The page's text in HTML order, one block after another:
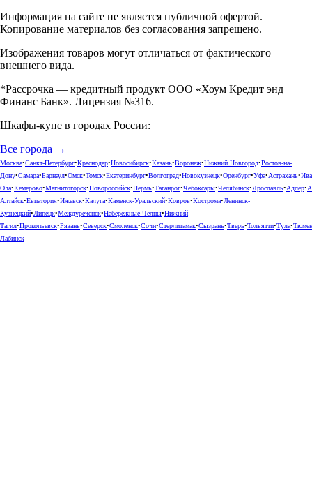
Информация на сайте не является публичной офертой.
Копирование материалов без согласования запрещено.
Изображения товаров могут отличаться от фактического
внешнего вида.
*Рассрочка — кредитный продукт ООО «Хоум Кредит энд
Финанс Банк». Лицензия №316.
Шкафы-купе в городах России:
Все города →
Москва•Санкт-Петербург•Краснодар•Новосибирск•Казань•Воронеж•Нижний Новгород•Ростов-на-
Дону•Самара•Барнаул•Омск•Томск•Екатеринбург•Волгоград•Новокузнецк•Оренбург•Уфа•Астрахань•
Ола•Кемерово•Магнитогорск•Новороссийск•Пермь•Таганрог•Чебоксары•Челябинск•Ярославль•Адлер•
Алтайск•Евпатория•Ижевск•Калуга•Каменск-Уральский•Ковров•Кострома•Ленинск-
Кузнецкий•Липецк•Междуреченск•Набережные Челны•Нижний
Тагил•Прокопьевск•Рязань•Северск•Смоленск•Сочи•Стерлитамак•Сызрань•Тверь•Тольятти•Тула•
Лабинск